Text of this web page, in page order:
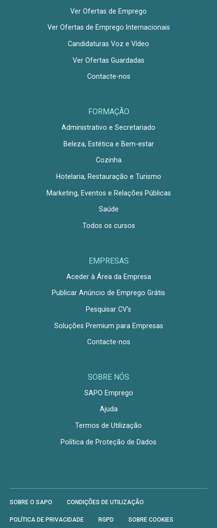
Ver Ofertas de Emprego
Ver Ofertas de Emprego Internacionais
Candidaturas Voz e Vídeo
Ver Ofertas Guardadas
Contacte-nos
FORMAÇÃO
Administrativo e Secretariado
Beleza, Estética e Bem-estar
Cozinha
Hotelaria, Restauração e Turismo
Marketing, Eventos e Relações Públicas
Saúde
Todos os cursos
EMPRESAS
Aceder à Área da Empresa
Publicar Anúncio de Emprego Grátis
Pesquisar CV's
Soluções Premium para Empresas
Contacte-nos
SOBRE NÓS
SAPO Emprego
Ajuda
Termos de Utilização
Política de Proteção de Dados
SOBRE O SAPO CONDIÇÕES DE UTILIZAÇÃO
POLÍTICA DE PRIVACIDADE RGPD SOBRE COOKIES